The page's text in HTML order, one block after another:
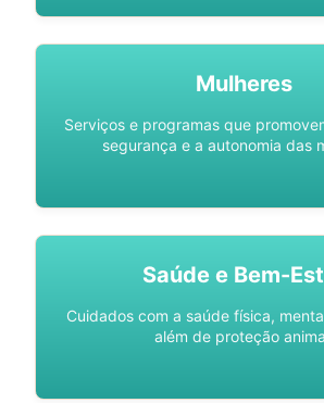
Mulheres
Serviços e programas que
segurança e a autonomia das
Saúde e Bem-
Cuidados com a saúde física,
além de proteção